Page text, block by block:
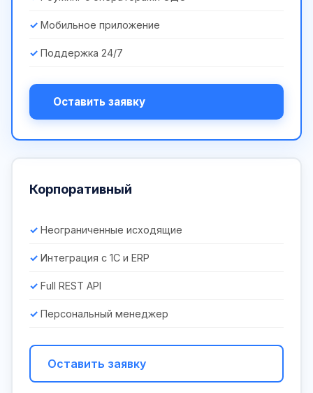
Мобильное приложение
Поддержка 24/7
Оставить заявку
Корпоративный
Неограниченные исходящие
Интеграция с 1С и ERP
Full REST API
Персональный менеджер
Оставить заявку